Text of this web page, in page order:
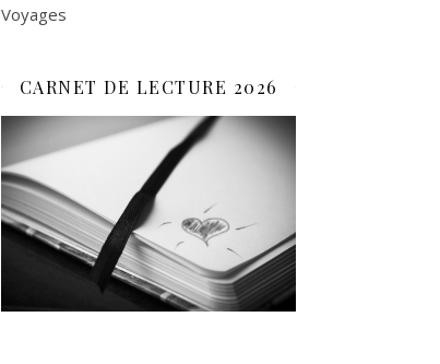
Voyages
CARNET DE LECTURE 2026